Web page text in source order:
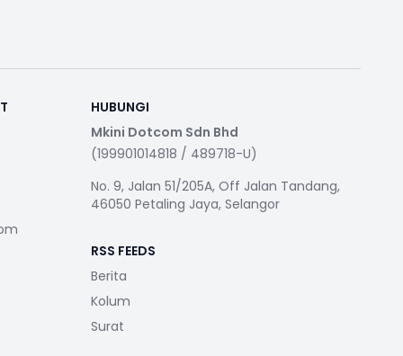
HUBUNGI
Mkini Dotcom Sdn Bhd
(199901014818 / 489718-U)
No. 9, Jalan 51/205A, Off Jalan Tandang,
46050 Petaling Jaya, Selangor
RSS FEEDS
Berita
Kolum
Surat